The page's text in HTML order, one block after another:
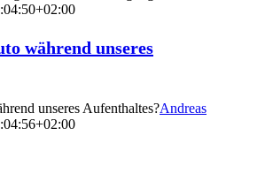
während unseres
unseres Aufenthaltes?Andreas